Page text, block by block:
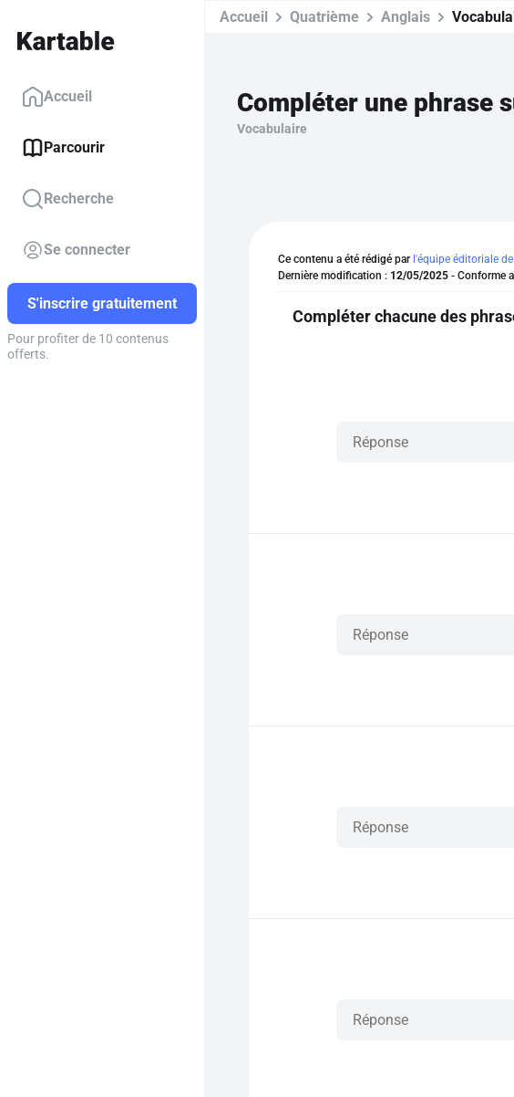
Accueil
Parcourir
Recherche
Se connecter
S'inscrire gratuitement
Pour profiter de 10 contenus
offerts.
Accueil Quatrième Anglais
Compléter une phrase
Vocabulaire
Ce contenu a été rédigé par l'équipe éditoriale
Dernière modification : 12/05/2025 - Conforme
Compléter chacune des